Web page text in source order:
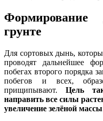
грунте
Для сортовых дынь,
проводят дальнейшее
побегах второго порядка
побегов и всех,
прищипывают. Цель
направить все силы
увеличение зелёной массы